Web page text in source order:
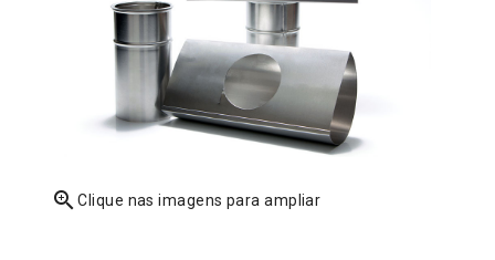
zoom_inClique nas imagens para ampliar